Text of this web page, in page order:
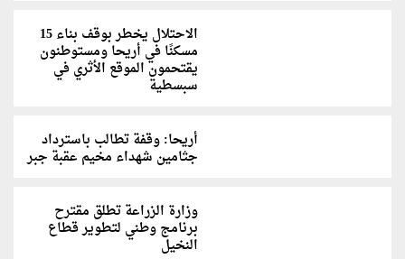
الاحتلال يخطر بوقف بناء 15
مسكنًا في أريحا ومستوطنون
يقتحمون الموقع الأثري في
سبسطية
أريحا: وقفة تطالب باسترداد
جثامين شهداء مخيم عقبة جبر
وزارة الزراعة تطلق مقترح
برنامج وطني لتطوير قطاع
النخيل